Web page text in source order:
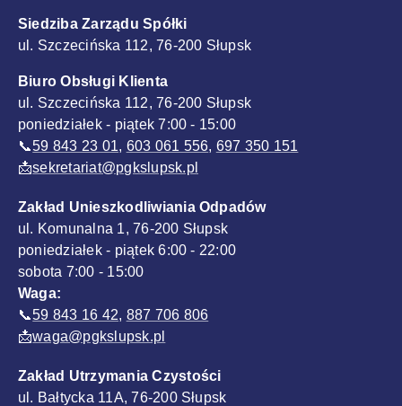
Siedziba Zarządu Spółki
ul. Szczecińska 112, 76-200 Słupsk
Biuro Obsługi Klienta
ul. Szczecińska 112, 76-200 Słupsk
poniedziałek - piątek 7:00 - 15:00
📞59 843 23 01, 603 061 556, 697 350 151
📩sekretariat@pgkslupsk.pl
Zakład Unieszkodliwiania Odpadów
ul. Komunalna 1, 76-200 Słupsk
poniedziałek - piątek 6:00 - 22:00
sobota 7:00 - 15:00
Waga:
📞59 843 16 42, 887 706 806
📩waga@pgkslupsk.pl
Zakład Utrzymania Czystości
ul. Bałtycka 11A, 76-200 Słupsk